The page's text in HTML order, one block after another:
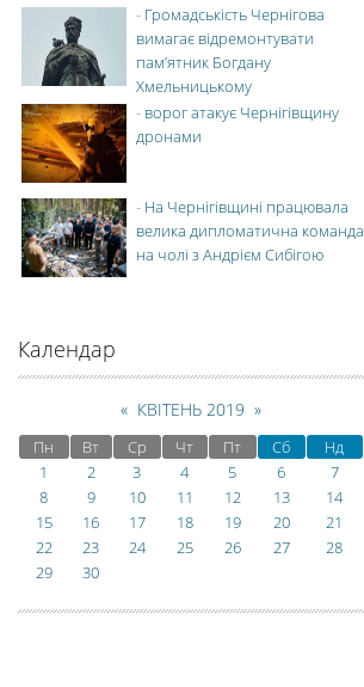
- Громадськість Чернігова
вимагає відремонтувати
пам’ятник Богдану
Хмельницькому
- ворог атакує Чернігівщину
дронами
- На Чернігівщині працювала
велика дипломатична команда
на чолі з Андрієм Сибігою
Календар
« КВІТЕНЬ 2019 »
Пн Вт Ср Чт Пт Сб
Нд
1
2 3 4 5 6
7
8
9 10 11 12 13
14
15
16 17 18 19 20
21
22
23 24 25 26 27
28
29
30